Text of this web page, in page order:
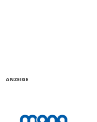
ANZEIGE